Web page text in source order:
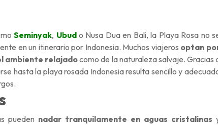
Seminyak, Ubudo Nusa Dua en Bali, la Playa Rosa no
en un itinerario por Indonesia. Muchos viajeros optan
ambiente relajadocomo de la naturaleza salvaje. Gracias
hasta la playa rosada Indonesia resulta sencillo y
pueden nadar tranquilamente en aguas cristalinas